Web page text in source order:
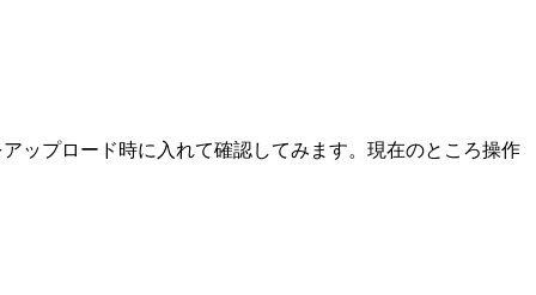
ップロード時に入れて確認してみます。現在のところ操作